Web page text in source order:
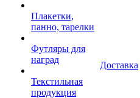
Плакетки,
панно, тарелки
Футляры для
наград
Текстильная
продукция
Доставка